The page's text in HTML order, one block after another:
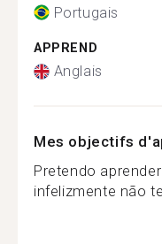
Portugais
APPREND
Anglais
Mes objectifs
Pretendo
infelizmente não